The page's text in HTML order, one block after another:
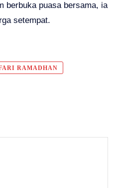
berbuka puasa bersama, ia
setempat.
RAMADHAN